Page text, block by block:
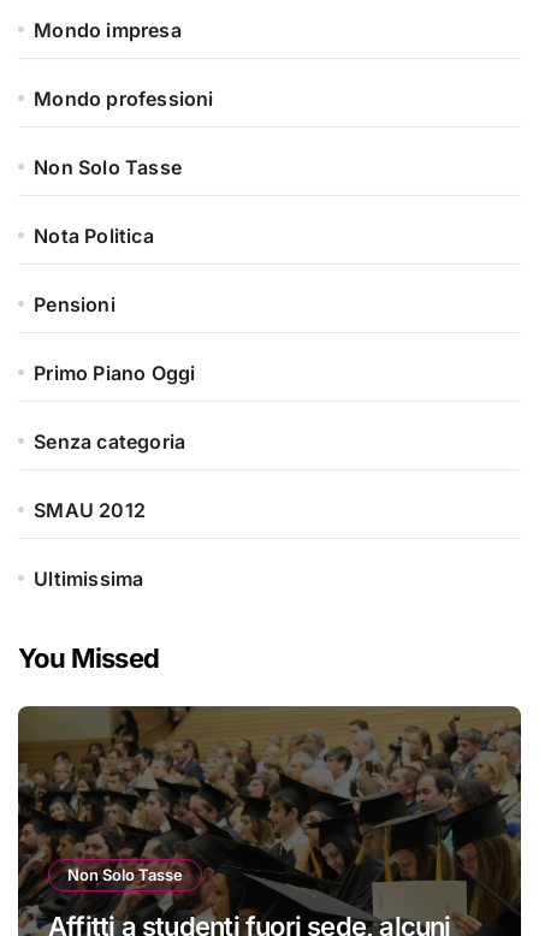
Mondo impresa
Mondo professioni
Non Solo Tasse
Nota Politica
Pensioni
Primo Piano Oggi
Senza categoria
SMAU 2012
Ultimissima
You Missed
Non Solo Tasse
Affitti a studenti fuori sede, alcuni